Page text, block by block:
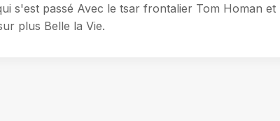
s'est passé Avec le tsar frontalier Tom Homan et
plus Belle la Vie.